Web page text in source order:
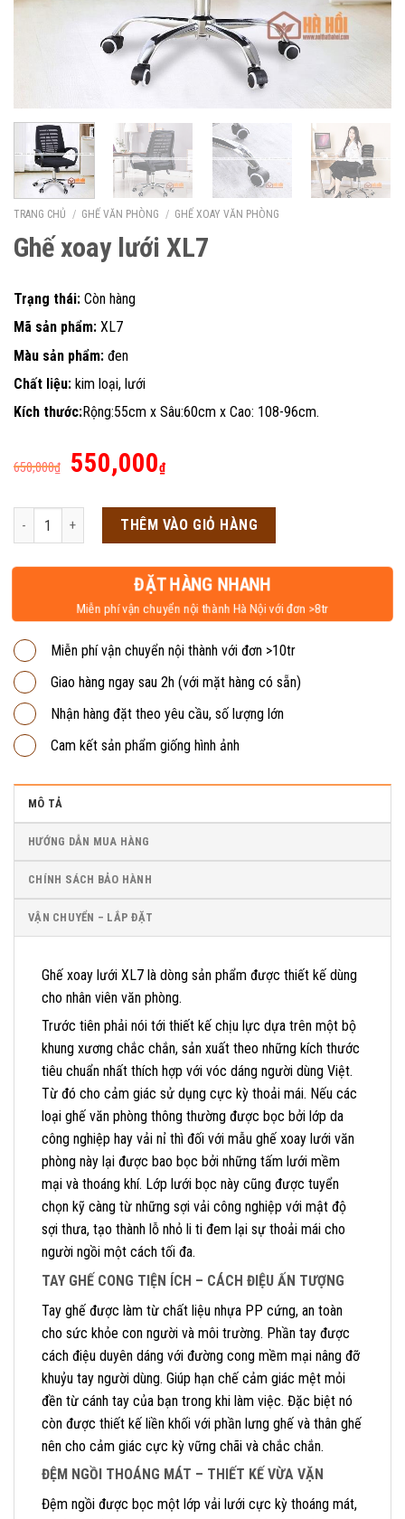
TRANG CHỦ / GHẾ VĂN PHÒNG / GHẾ XOAY VĂN PHÒNG
Ghế xoay lưới XL7
Trạng thái: Còn hàng
Mã sản phẩm: XL7
Màu sản phẩm: đen
Chất liệu: kim loại, lưới
Kích thước:Rộng:55cm x Sâu:60cm x Cao: 108-96cm.
650,000₫
Giá
là:
650,000₫.
550,000₫Giá
tại
là:
550,000₫.
Ghế xoay lưới XL7 số lượngTHÊM VÀO GIỎ HÀNG
ĐẶT HÀNG NHANH
Miễn phí vận chuyển nội thành Hà Nội với đơn >8tr
Miễn phí vận chuyển nội thành với đơn >10tr
Giao hàng ngay sau 2h (với mặt hàng có sẵn)
Nhận hàng đặt theo yêu cầu, số lượng lớn
Cam kết sản phẩm giống hình ảnh
MÔ TẢ
HƯỚNG DẪN MUA HÀNG
CHÍNH SÁCH BẢO HÀNH
VẬN CHUYỂN – LẮP ĐẶT
Ghế xoay lưới XL7 là dòng sản phẩm được thiết kế dùng
cho nhân viên văn phòng.
Trước tiên phải nói tới thiết kế chịu lực dựa trên một bộ
khung xương chắc chắn, sản xuất theo những kích thước
tiêu chuẩn nhất thích hợp với vóc dáng người dùng Việt.
Từ đó cho cảm giác sử dụng cực kỳ thoải mái. Nếu các
loại ghế văn phòng thông thường được bọc bởi lớp da
công nghiệp hay vải nỉ thì đối với mẫu ghế xoay lưới văn
phòng này lại được bao bọc bởi những tấm lưới mềm
mại và thoáng khí. Lớp lưới bọc này cũng được tuyển
chọn kỹ càng từ những sợi vải công nghiệp với mật độ
sợi thưa, tạo thành lỗ nhỏ li ti đem lại sự thoải mái cho
người ngồi một cách tối đa.
TAY GHẾ CONG TIỆN ÍCH – CÁCH ĐIỆU ẤN TƯỢNG
Tay ghế được làm từ chất liệu nhựa PP cứng, an toàn
cho sức khỏe con người và môi trường. Phần tay được
cách điệu duyên dáng với đường cong mềm mại nâng đỡ
khuỷu tay người dùng. Giúp hạn chế cảm giác mệt mỏi
đền từ cánh tay của bạn trong khi làm việc. Đặc biệt nó
còn được thiết kế liền khối với phần lưng ghế và thân ghế
nên cho cảm giác cực kỳ vững chãi và chắc chắn.
ĐỆM NGỒI THOÁNG MÁT – THIẾT KẾ VỪA VẶN
Đệm ngồi được bọc một lớp vải lưới cực kỳ thoáng mát,